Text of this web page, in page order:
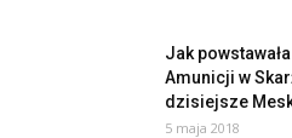
Jak
Amunicji w
dzisiejsze
5 maja 2018